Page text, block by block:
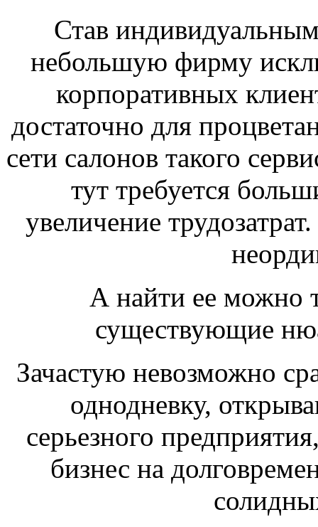
Став
небольшую фирму
корпоративных
достаточно для
сети салонов такого
тут требуется
увеличение
А найти ее можно
существующие
Зачастую невозможно
однодневку,
серьезного
бизнес на